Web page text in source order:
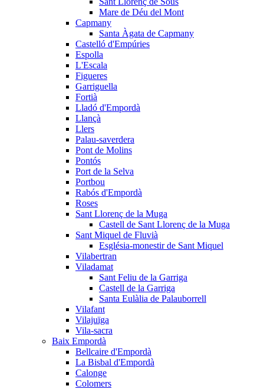
Mare de Déu del Mont
Capmany
Santa Àgata de Capmany
Castelló d'Empúries
Espolla
L'Escala
Figueres
Garriguella
Fortià
Lladó d'Empordà
Llançà
Llers
Palau-saverdera
Pont de Molins
Pontós
Port de la Selva
Portbou
Rabós d'Empordà
Roses
Sant Llorenç de la Muga
Castell de Sant Llorenç de la Muga
Sant Miquel de Fluvià
Església-monestir de Sant Miquel
Vilabertran
Viladamat
Sant Feliu de la Garriga
Castell de la Garriga
Santa Eulàlia de Palauborrell
Vilafant
Vilajuïga
Vila-sacra
Baix Empordà
Bellcaire d'Empordà
La Bisbal d'Empordà
Calonge
Colomers